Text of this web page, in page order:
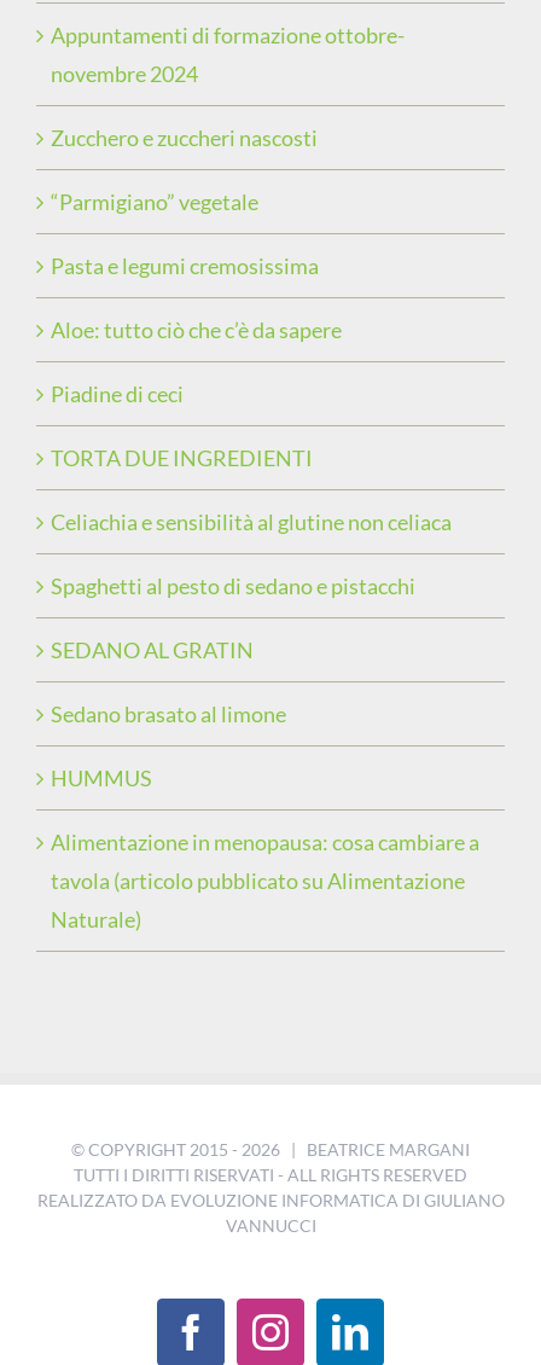
Appuntamenti di formazione ottobre-
novembre 2024
Zucchero e zuccheri nascosti
“Parmigiano” vegetale
Pasta e legumi cremosissima
Aloe: tutto ciò che c’è da sapere
Piadine di ceci
TORTA DUE INGREDIENTI
Celiachia e sensibilità al glutine non celiaca
Spaghetti al pesto di sedano e pistacchi
SEDANO AL GRATIN
Sedano brasato al limone
HUMMUS
Alimentazione in menopausa: cosa cambiare a
tavola (articolo pubblicato su Alimentazione
Naturale)
© COPYRIGHT 2015 - 2026 | BEATRICE MARGANI
TUTTI I DIRITTI RISERVATI - ALL RIGHTS RESERVED
REALIZZATO DA EVOLUZIONE INFORMATICA DI GIULIANO
VANNUCCI